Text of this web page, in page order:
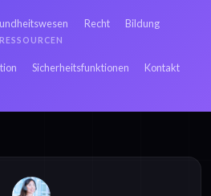
Recht Bildung
RESSOURCEN
Sicherheitsfunktionen Kontakt